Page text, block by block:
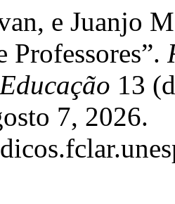
e Juanjo
Professores”.
13
7, 2026.